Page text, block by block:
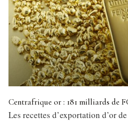
Centrafrique or : 181 milliards de
Les recettes d’exportation d’or